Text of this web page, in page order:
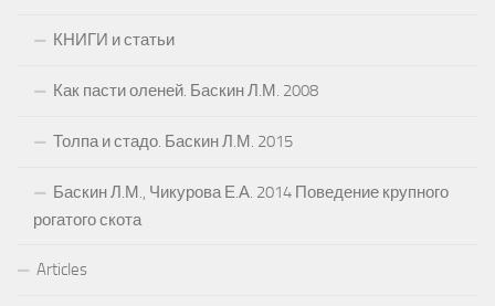
КНИГИ и статьи
Как пасти оленей. Баскин Л.М. 2008
Толпа и стадо. Баскин Л.М. 2015
Баскин Л.М., Чикурова Е.А. 2014 Поведение крупного
рогатого скота
Articles